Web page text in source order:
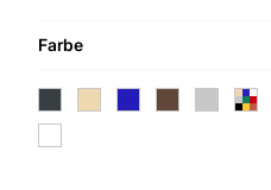
Farbe